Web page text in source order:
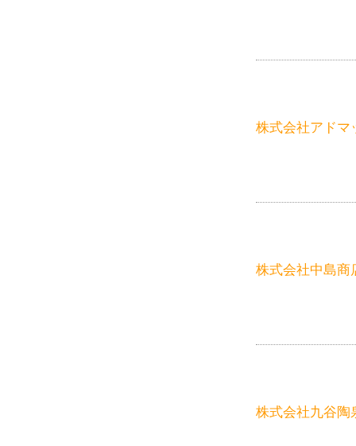
株式会社アドマ
株式会社中島商
株式会社九谷陶